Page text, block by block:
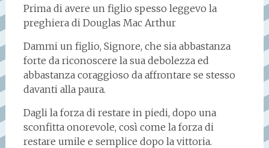
Prima di avere un figlio spesso leggevo la
preghiera di Douglas Mac Arthur
Dammi un figlio, Signore, che sia abbastanza
forte da riconoscere la sua debolezza ed
abbastanza coraggioso da affrontare se stesso
davanti alla paura.
Dagli la forza di restare in piedi, dopo una
sconfitta onorevole, così come la forza di
restare umile e semplice dopo la vittoria.